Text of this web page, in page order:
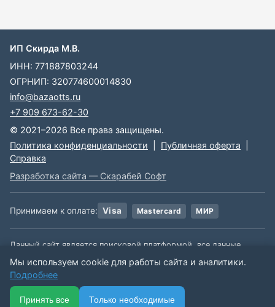
ИП Скирда М.В.
ИНН: 771887803244
ОГРНИП: 320774600014830
info@bazaotts.ru
+7 909 673-62-30
© 2021–2026 Все права защищены.
Политика конфиденциальности
Публичная оферта
Справка
Разработка сайта — Скарабей Софт
Принимаем к оплате: Visa Mastercard МИР
Данный сайт является поисковой платформой, все данные,
размещенные на сайте, взяты из открытых источников. Мы не
несем ответственности за содержимое данной информации.
🏠 📋 📅
Мы используем cookie для работы сайта и аналитики.
Подробнее
Принять все Только необходимые